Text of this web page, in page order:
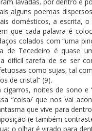
alguns poemas
domésticos, a escrita,
que cada palavra é
colados com “uma
de Tecedeiro é quase
difícil tarefa de se ser
como sujas, tal
de cristal” (9).
noites de sono
“coisa/ que nos vai
que vive para
(e também
o olhar é virado para